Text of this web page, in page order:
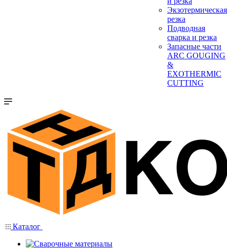
Экзотермическая
резка
Подводная
сварка и резка
Запасные части
ARC GOUGING
&
EXOTHERMIC
CUTTING
Каталог